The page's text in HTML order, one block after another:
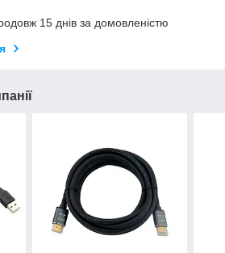
15 днів за домовленістю